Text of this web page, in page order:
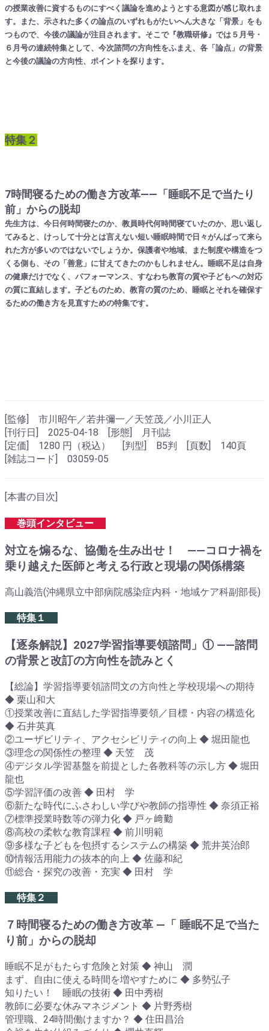
の授業改善に資するものにすべく議論を進めようとする意図が感じ取れま
す。また、示された多くの論点のいずれもがたいへん大きな「背景」をも
つもので、今後の議論が注目されます。そこで『教職研修』では５月号・
６月号の連続特集として、今次諮問の方向性をふまえ、各「論点」の背景
と今後の議論の方向性、ポイントを探ります。
特集２
7時間寝るための働き方改革――「睡眠不足で当たり
前」からの脱却
先生方は、今日何時間寝たのか、教員時代何時間寝ていたのか、思い返し
てみると、けっして十分とは言えない短い睡眠時間で日々がんばって来ら
れた方が多いのではないでしょうか。保護者や地域、また制度や構造をつ
くる側も、その「善意」に甘えてきたのかもしれません。睡眠不足は自身
の健康だけでなく、パフォーマンス、すなわち教育の質や子どもへの対応
の質に直結します。子どものため、教育の質のため、睡眠とそれを確保す
るための働き方を見直すための特集です。
[監修] 市川昭午／若井彌一／天笠茂／小川正人
[刊行日] 2025-04-18 [形態] 月刊誌
[定価] 1280 円（税込） [判型] B5判 [頁数] 140頁
[雑誌コード] 03059-05
[本書の目次]
巻頭インタビュー
対立を煽るな、協働を生み出せ！ ――コロナ禍を
乗り越えた医師と考える行政と現場の関係構築
高山義浩(沖縄県立中部病院感染症内科・地域ケア科副部長)
特集１
【逐条解説】2027学習指導要領諮問」① ――諮問
の背景と改訂の方向性を読みとく
【総論】学習指導要領諮問文の方向性と学校現場への期待
◆ 栗山和大
①授業改善に直結した学習指導要領／目標・内容の構造化
◆ 石井英真
②ユーザビリティ、アクセシビリティの向上 ◆ 堀田龍也
③理念の関係性の整理 ◆ 天笠 茂
④デジタル学習基盤を前提とした各教科等の示し方 ◆ 堀田
龍也
⑤学習評価の改善 ◆ 田村 学
⑥新たな時代にふさわしい学びや教師の指導性 ◆ 奈須正裕
⑦標準授業時数等の弾力化 ◆ 戸ヶ﨑勤
⑧高校の柔軟な教育課程 ◆ 前川明範
⑨多様な子どもを包摂するシステムの構築 ◆ 荒井英治郎
⑩情報活用能力の抜本的向上 ◆ 佐藤和紀
⑪総合・探究の改善・充実 ◆ 田村 学
特集２
７時間寝るための働き方改革 ―「 睡眠不足で当た
り前」からの脱却
睡眠不足がもたらす危険と対策 ◆ 神山 潤
まず、自由に使える時間を増やすために ◆ 多勢弘子
知りたい！ 睡眠の技術 ◆ 田中秀樹
教師に必要な休みマネジメント ◆ 片野秀樹
管理職、24時間働けますか？ ◆ 住田昌治